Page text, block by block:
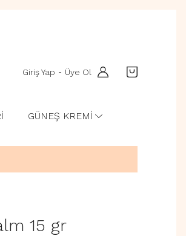
Giriş Yap - Üye Ol
GÜNEŞ KREMİ
15 gr